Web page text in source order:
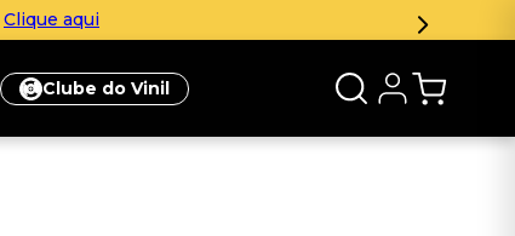
Clique aqui
Clube do Vinil